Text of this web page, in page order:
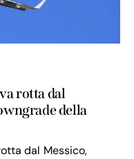
rotta dal
della
dal Messico,